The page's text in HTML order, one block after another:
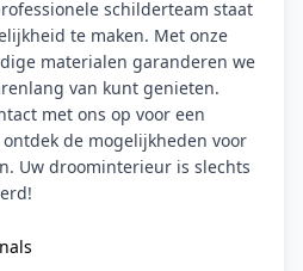
schilderteam staat
te maken. Met onze
materialen garanderen we
van kunt genieten.
met ons op voor een
de mogelijkheden voor
Uw droominterieur is slechts